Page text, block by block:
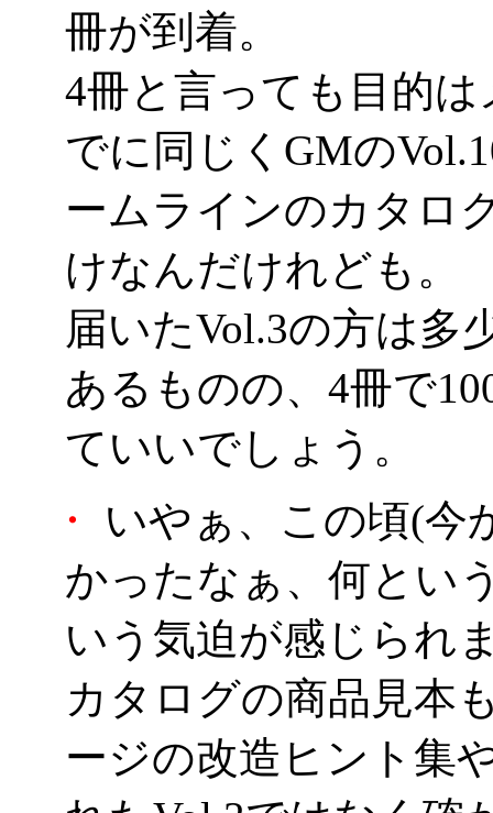
冊が到着。
4冊と言っても目的
でに同じくGMの
ームラインのカタロ
けなんだけれども。
届いたVol.3の方は多
あるものの、4冊で
ていいでしょう。
・
いやぁ、この頃(今
かったなぁ、何とい
いう気迫が感じられ
カタログの商品見本
ージの改造ヒント集